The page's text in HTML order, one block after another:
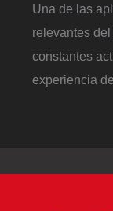
Una de las
relevantes
constantes
experiencia